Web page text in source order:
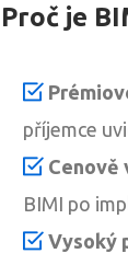
Proč je
příjemce
Cenově
BIMI po
Vysoký